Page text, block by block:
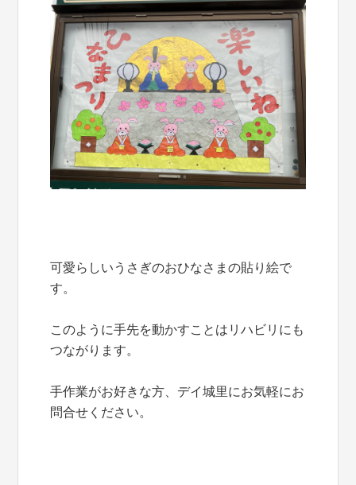
可愛らしいうさぎのおひなさまの貼り絵で
す。
このように手先を動かすことはリハビリにも
つながります。
手作業がお好きな方、デイ城里にお気軽にお
問合せください。